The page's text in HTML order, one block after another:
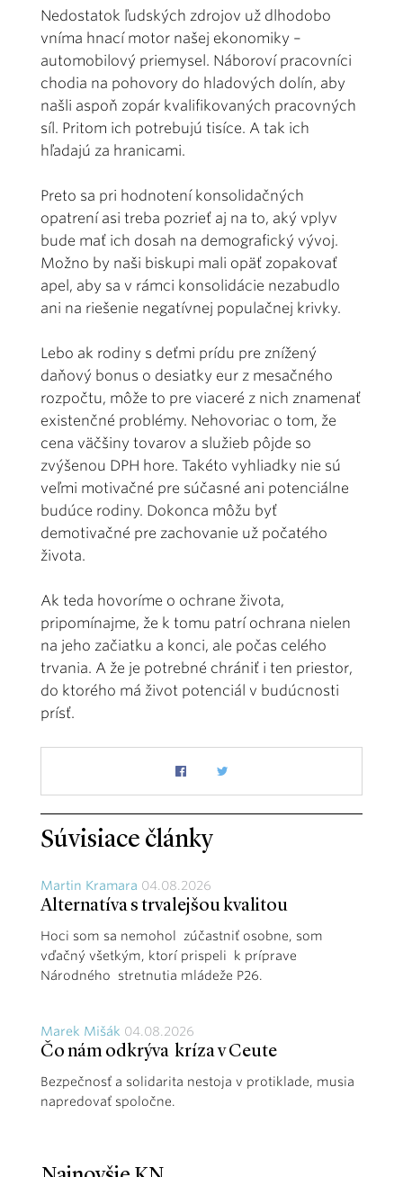
Nedostatok ľudských zdrojov už dlhodobo
vníma hnací motor našej ekonomiky –
automobilový priemysel. Náboroví pracovníci
chodia na pohovory do hladových dolín, aby
našli aspoň zopár kvalifikovaných pracovných
síl. Pritom ich potrebujú tisíce. A tak ich
hľadajú za hranicami.
Preto sa pri hodnotení konsolidačných
opatrení asi treba pozrieť aj na to, aký vplyv
bude mať ich dosah na demografický vývoj.
Možno by naši biskupi mali opäť zopakovať
apel, aby sa v rámci konsolidácie nezabudlo
ani na riešenie negatívnej populačnej krivky.
Lebo ak rodiny s deťmi prídu pre znížený
daňový bonus o desiatky eur z mesačného
rozpočtu, môže to pre viaceré z nich znamenať
existenčné problémy. Nehovoriac o tom, že
cena väčšiny tovarov a služieb pôjde so
zvýšenou DPH hore. Takéto vyhliadky nie sú
veľmi motivačné pre súčasné ani potenciálne
budúce rodiny. Dokonca môžu byť
demotivačné pre zachovanie už počatého
života.
Ak teda hovoríme o ochrane života,
pripomínajme, že k tomu patrí ochrana nielen
na jeho začiatku a konci, ale počas celého
trvania. A že je potrebné chrániť i ten priestor,
do ktorého má život potenciál v budúcnosti
prísť.
Súvisiace články
Martin Kramara 04.08.2026
Alternatíva s trvalejšou kvalitou
Hoci som sa nemohol zúčastniť osobne, som
vďačný všetkým, ktorí prispeli k príprave
Národného stretnutia mládeže P26.
Marek Mišák 04.08.2026
Čo nám odkrýva kríza v Ceute
Bezpečnosť a solidarita nestoja v protiklade, musia
napredovať spoločne.